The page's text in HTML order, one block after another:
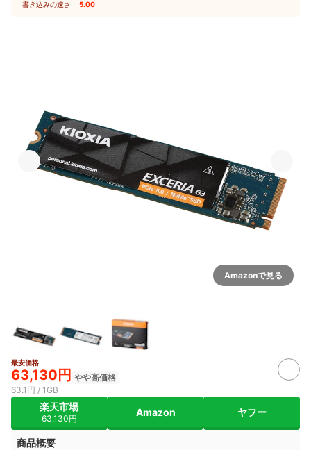
書き込みの速さ 5.00
Amazonで見る
最安価格
63,130円 やや高価格
63.1円 / 1GB
楽天市場
63,130円
Amazon ヤフー
商品概要